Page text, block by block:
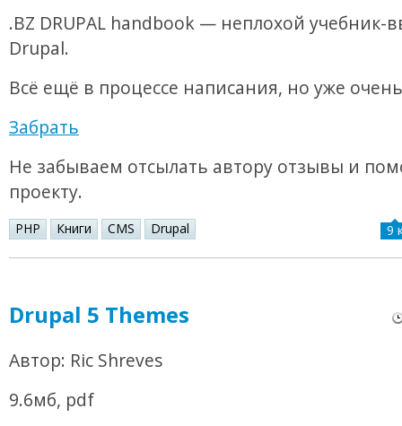
.BZ DRUPAL handbook — неплохой учебник-
Drupal.
Всё ещё в процессе написания, но уже
Забрать
Не забываем отсылать автору отзывы и
проекту.
PHP Книги CMS Drupal 9
Drupal 5 Themes
Автор: Ric Shreves
9.6мб, pdf